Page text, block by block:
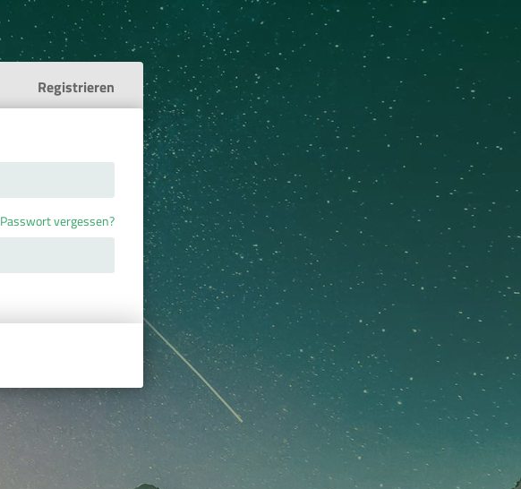
Registrieren
Passwort vergessen?